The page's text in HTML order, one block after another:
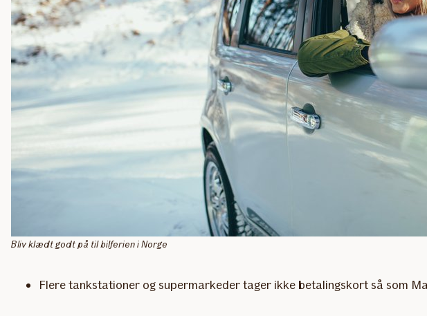
Bliv klædt godt på til bilferien i Norge
Flere tankstationer og supermarkeder tager ikke betalingskort så som